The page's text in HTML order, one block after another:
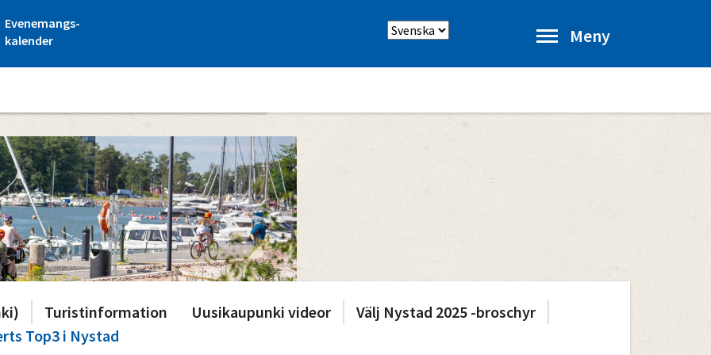
Evenemangs-
kalender
Välj
Meny
Turistinformation Uusikaupunki videor
Välj Nystad 2025 -broschyr
Top3 i Nystad